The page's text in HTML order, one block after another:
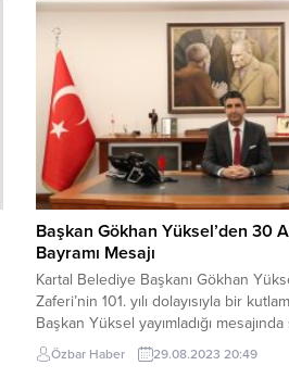
Başkan Gökhan Yüksel’den 30
Bayramı Mesajı
Kartal Belediye Başkanı Gökhan
Zaferi’nin 101. yılı dolayısıyla bir
Başkan Yüksel yayımladığı
“Değerli komşularım, Milletimizin
verdiği büyük mücadele, 26 Ağustos
Özbar Haber 29.08.2023 20:49